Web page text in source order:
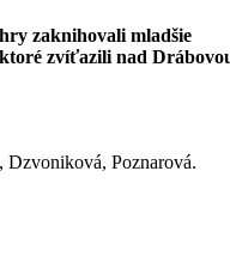
zaknihovali mladšie
zvíťazili nad
Dzvoniková, Poznarová.